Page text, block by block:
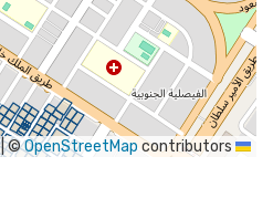
|©OpenStreetMap contributors